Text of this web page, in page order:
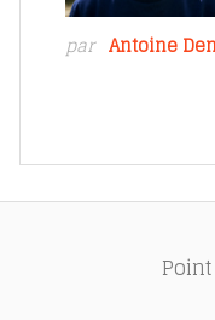
par Antoine